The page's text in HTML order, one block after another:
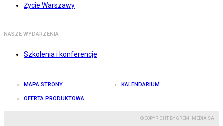
Życie Warszawy
NASZE WYDARZENIA
Szkolenia i konferencje
MAPA STRONY KALENDARIUM
OFERTA PRODUKTOWA
© COPYRIGHT BY GREMI MEDIA SA